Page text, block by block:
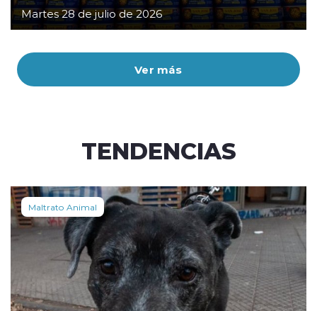
Ver más
Martes 28 de julio de 2026
TENDENCIAS
Maltrato Animal